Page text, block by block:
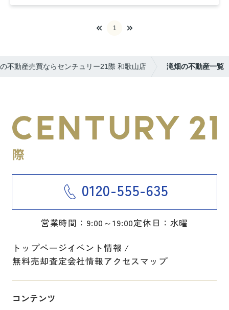
1
不動産売買ならセンチュリー21際 和歌山店 滝畑の不動産一覧
0120-555-635
営業時間：9:00～19:00定休日：水曜
トップページイベント情報
無料売却査定会社情報アクセスマップ
コンテンツ